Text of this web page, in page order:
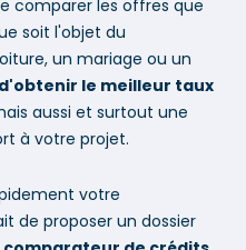
comparer les offres que
soit l'objet du
un mariage ou un
d'obtenir le meilleur taux
aussi et surtout une
à votre projet.
votre
de proposer un dossier